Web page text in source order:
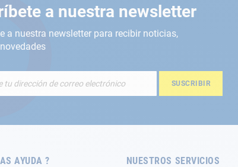
a nuestra newsletter
a nuestra newsletter para recibir noticias,
SUSCRIBIR
AYUDA ? NUESTROS SERVICIOS